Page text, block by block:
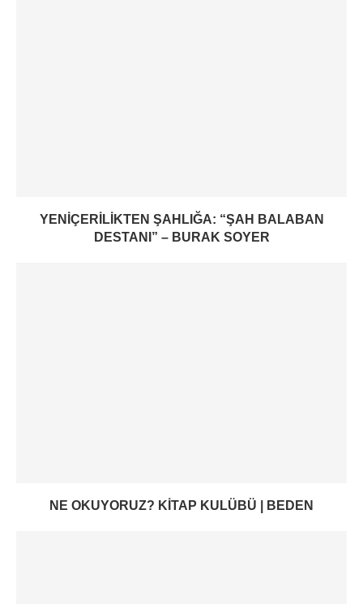
YENIÇERILIKTEN ŞAHLIĞA: “ŞAH BALABAN
DESTANI” – BURAK SOYER
NE OKUYORUZ? KITAP KULÜBÜ | BEDEN